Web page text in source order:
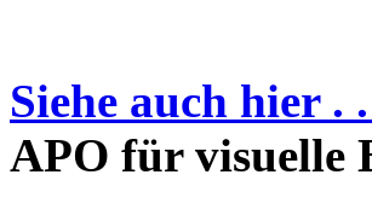
Siehe auch hier .
APO für visuelle